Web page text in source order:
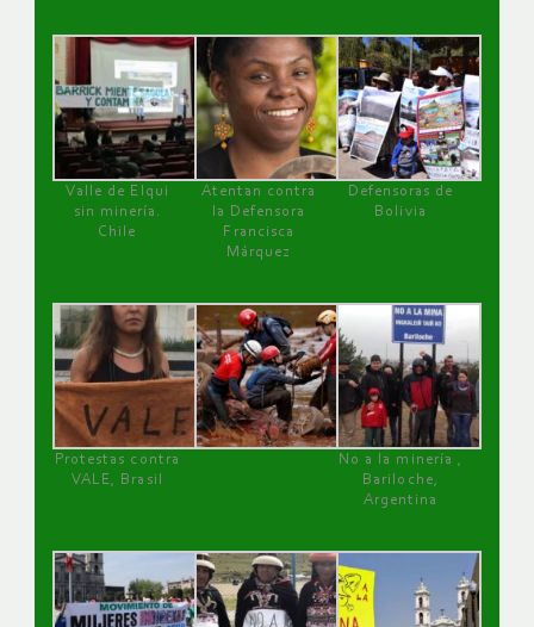
Valle de Elqui
sin minería.
Chile
Atentan contra
la Defensora
Francisca
Márquez
Defensoras de
Bolivia
Protestas contra
VALE, Brasil
No a la minería ,
Bariloche,
Argentina